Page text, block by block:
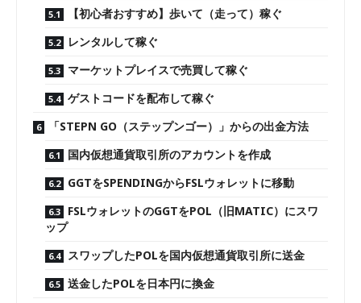
【初心者おすすめ】歩いて（走って）稼ぐ
レンタルして稼ぐ
マーケットプレイスで売買して稼ぐ
ゲストコードを配布して稼ぐ
「STEPN GO（ステップンゴー）」からの出金方法
国内仮想通貨取引所のアカウントを作成
GGTをSPENDINGからFSLウォレットに移動
FSLウォレットのGGTをPOL（旧MATIC）にスワ
ップ
スワップしたPOLを国内仮想通貨取引所に送金
送金したPOLを日本円に換金